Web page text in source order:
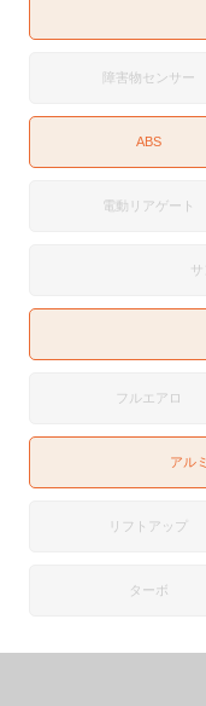
障害物センサー
ABS
電動リアゲート
フルエアロ
アル
リフトアップ
ターボ